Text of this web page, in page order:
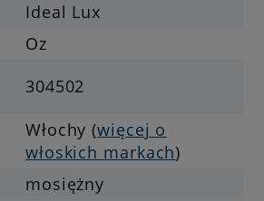
Ideal Lux
Oz
304502
Włochy (więcej o
włoskich markach)
mosiężny